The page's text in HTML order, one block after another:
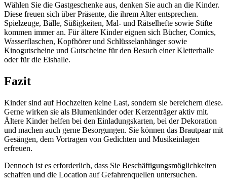
Wählen Sie die Gastgeschenke aus, denken Sie auch an die Kinder.
Diese freuen sich über Präsente, die ihrem Alter entsprechen.
Spielzeuge, Bälle, Süßigkeiten, Mal- und Rätselhefte sowie Stifte
kommen immer an. Für ältere Kinder eignen sich Bücher, Comics,
Wasserflaschen, Kopfhörer und Schlüsselanhänger sowie
Kinogutscheine und Gutscheine für den Besuch einer Kletterhalle
oder für die Eishalle.
Fazit
Kinder sind auf Hochzeiten keine Last, sondern sie bereichern diese.
Gerne wirken sie als Blumenkinder oder Kerzenträger aktiv mit.
Ältere Kinder helfen bei den Einladungskarten, bei der Dekoration
und machen auch gerne Besorgungen. Sie können das Brautpaar mit
Gesängen, dem Vortragen von Gedichten und Musikeinlagen
erfreuen.
Dennoch ist es erforderlich, dass Sie Beschäftigungsmöglichkeiten
schaffen und die Location auf Gefahrenquellen untersuchen.